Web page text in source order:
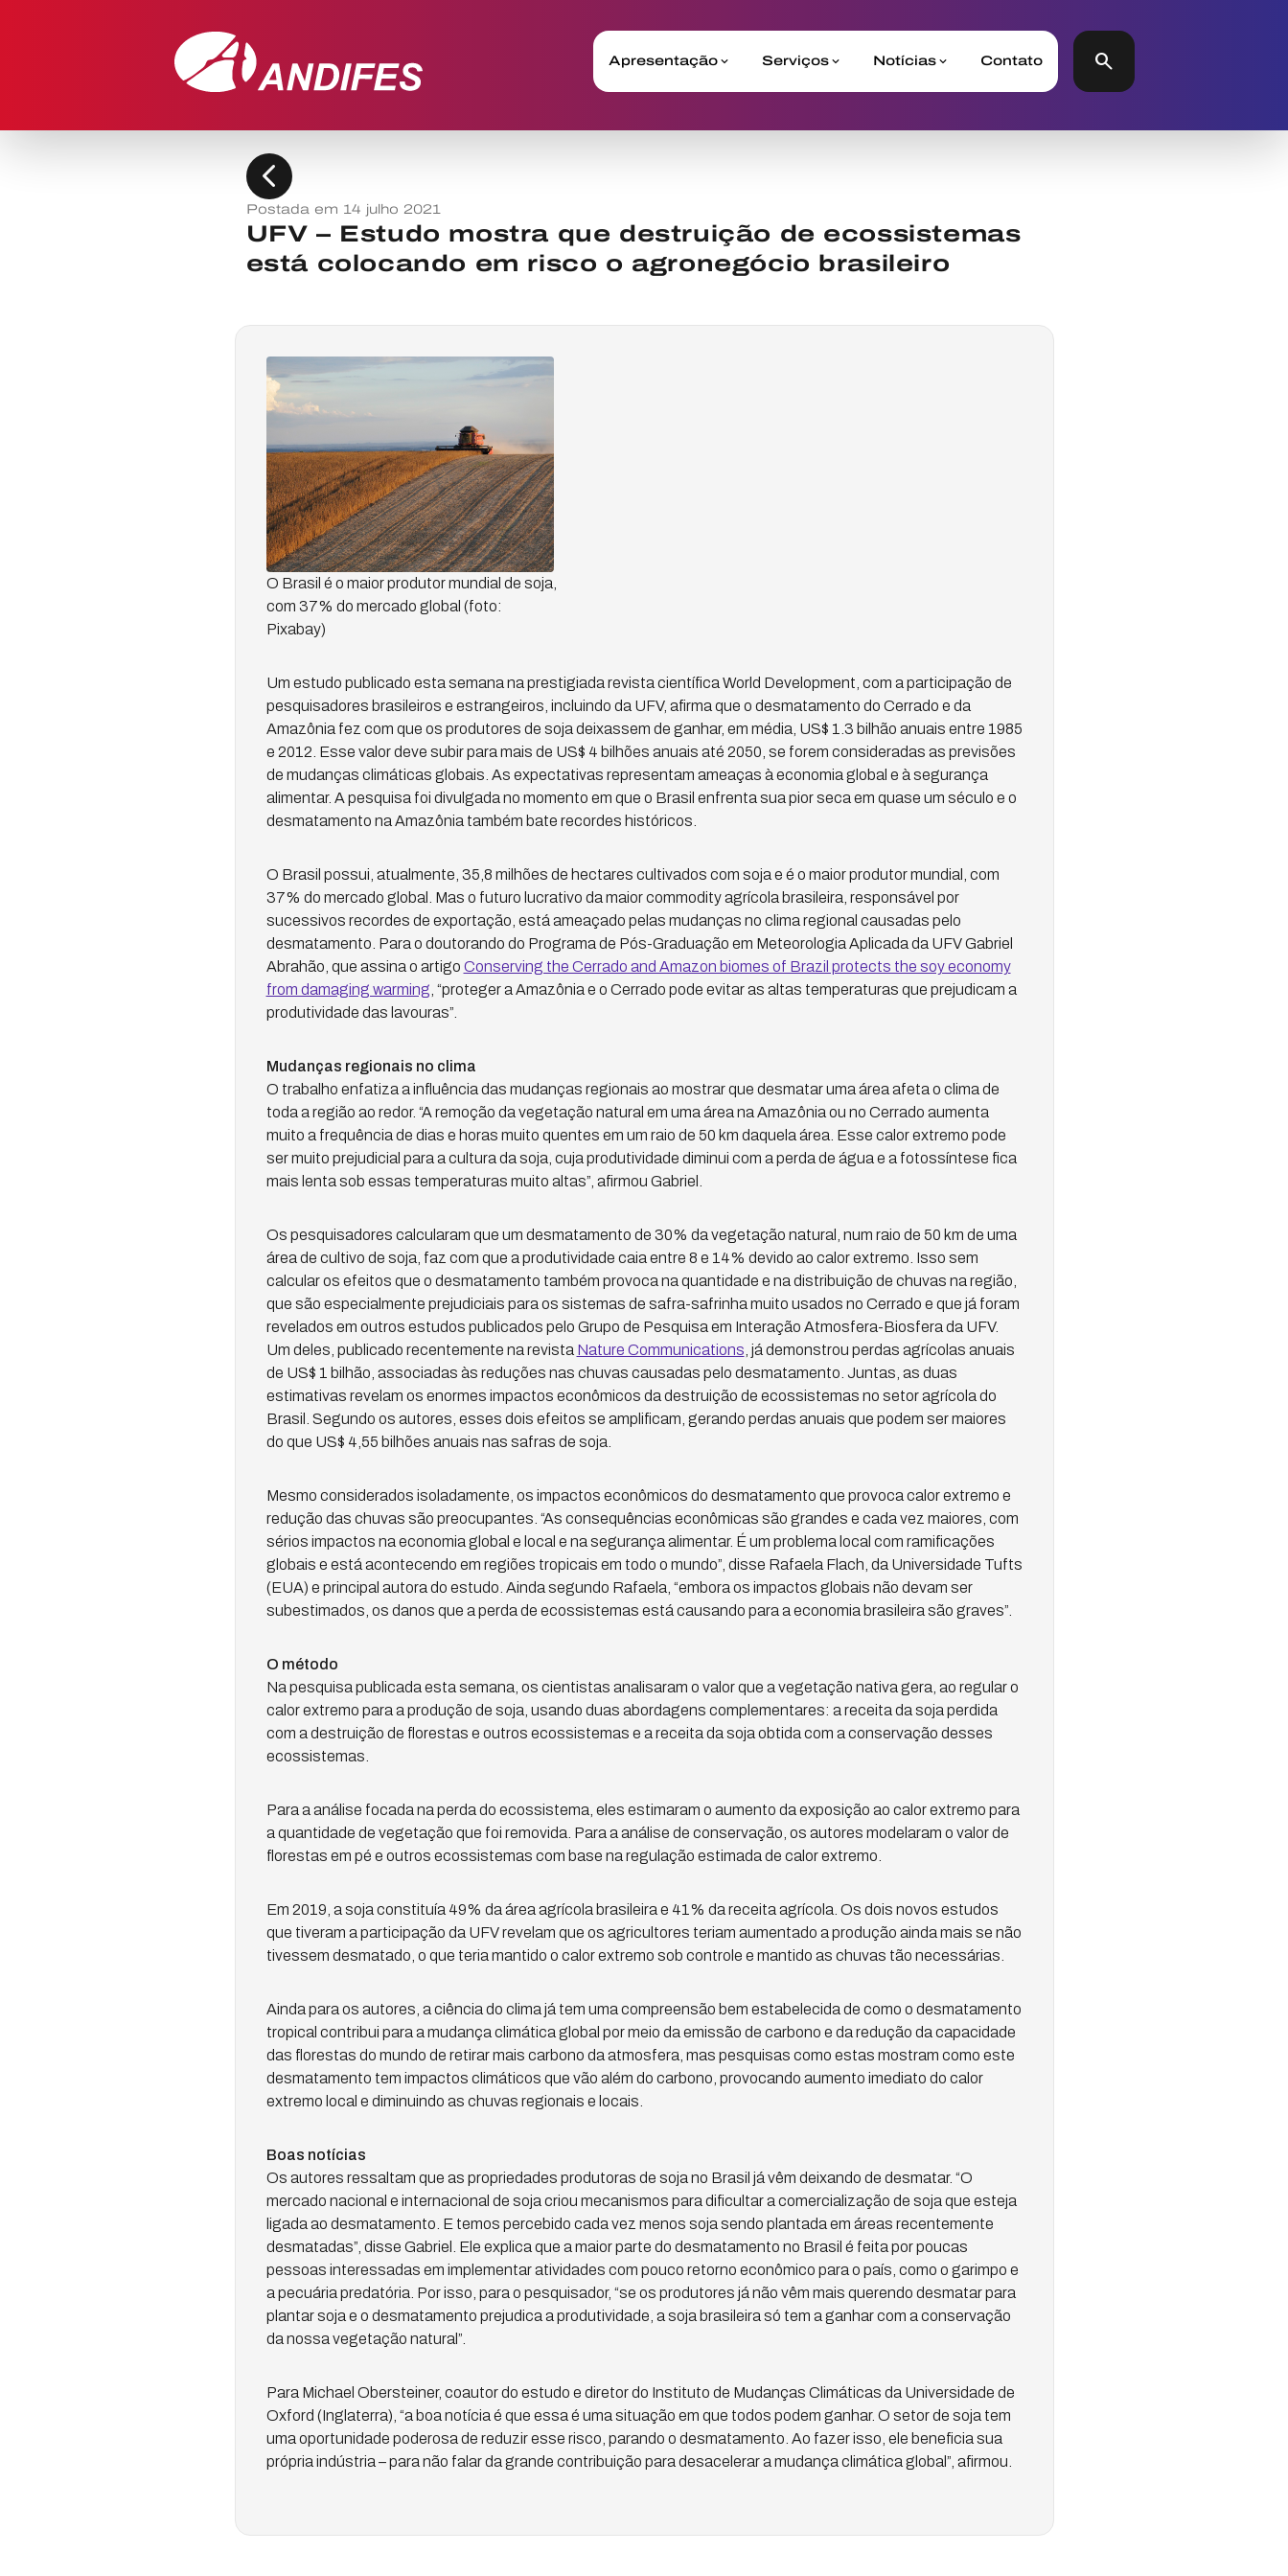
Apresentação Serviços Notícias Contato search
chevron_left
Postada em 14 julho 2021
UFV – Estudo mostra que destruição de ecossistemas
está colocando em risco o agronegócio brasileiro
O Brasil é o maior produtor mundial de soja,
com 37% do mercado global (foto:
Pixabay)
Um estudo publicado esta semana na prestigiada revista científica World Development, com a participação de
pesquisadores brasileiros e estrangeiros, incluindo da UFV, afirma que o desmatamento do Cerrado e da
Amazônia fez com que os produtores de soja deixassem de ganhar, em média, US$ 1.3 bilhão anuais entre 1985
e 2012. Esse valor deve subir para mais de US$ 4 bilhões anuais até 2050, se forem consideradas as previsões
de mudanças climáticas globais. As expectativas representam ameaças à economia global e à segurança
alimentar. A pesquisa foi divulgada no momento em que o Brasil enfrenta sua pior seca em quase um século e o
desmatamento na Amazônia também bate recordes históricos.
O Brasil possui, atualmente, 35,8 milhões de hectares cultivados com soja e é o maior produtor mundial, com
37% do mercado global. Mas o futuro lucrativo da maior commodity agrícola brasileira, responsável por
sucessivos recordes de exportação, está ameaçado pelas mudanças no clima regional causadas pelo
desmatamento. Para o doutorando do Programa de Pós-Graduação em Meteorologia Aplicada da UFV Gabriel
Abrahão, que assina o artigo Conserving the Cerrado and Amazon biomes of Brazil protects the soy economy
from damaging warming , “proteger a Amazônia e o Cerrado pode evitar as altas temperaturas que prejudicam a
produtividade das lavouras”.
Mudanças regionais no clima
O trabalho enfatiza a influência das mudanças regionais ao mostrar que desmatar uma área afeta o clima de
toda a região ao redor. “A remoção da vegetação natural em uma área na Amazônia ou no Cerrado aumenta
muito a frequência de dias e horas muito quentes em um raio de 50 km daquela área. Esse calor extremo pode
ser muito prejudicial para a cultura da soja, cuja produtividade diminui com a perda de água e a fotossíntese fica
mais lenta sob essas temperaturas muito altas”, afirmou Gabriel.
Os pesquisadores calcularam que um desmatamento de 30% da vegetação natural, num raio de 50 km de uma
área de cultivo de soja, faz com que a produtividade caia entre 8 e 14% devido ao calor extremo. Isso sem
calcular os efeitos que o desmatamento também provoca na quantidade e na distribuição de chuvas na região,
que são especialmente prejudiciais para os sistemas de safra-safrinha muito usados no Cerrado e que já foram
revelados em outros estudos publicados pelo Grupo de Pesquisa em Interação Atmosfera-Biosfera da UFV.
Um deles, publicado recentemente na revista Nature Communications , já demonstrou perdas agrícolas anuais
de US$ 1 bilhão, associadas às reduções nas chuvas causadas pelo desmatamento. Juntas, as duas
estimativas revelam os enormes impactos econômicos da destruição de ecossistemas no setor agrícola do
Brasil. Segundo os autores, esses dois efeitos se amplificam, gerando perdas anuais que podem ser maiores
do que US$ 4,55 bilhões anuais nas safras de soja.
Mesmo considerados isoladamente, os impactos econômicos do desmatamento que provoca calor extremo e
redução das chuvas são preocupantes. “As consequências econômicas são grandes e cada vez maiores, com
sérios impactos na economia global e local e na segurança alimentar. É um problema local com ramificações
globais e está acontecendo em regiões tropicais em todo o mundo”, disse Rafaela Flach, da Universidade Tufts
(EUA) e principal autora do estudo. Ainda segundo Rafaela, “embora os impactos globais não devam ser
subestimados, os danos que a perda de ecossistemas está causando para a economia brasileira são graves”.
O método
Na pesquisa publicada esta semana, os cientistas analisaram o valor que a vegetação nativa gera, ao regular o
calor extremo para a produção de soja, usando duas abordagens complementares: a receita da soja perdida
com a destruição de florestas e outros ecossistemas e a receita da soja obtida com a conservação desses
ecossistemas.
Para a análise focada na perda do ecossistema, eles estimaram o aumento da exposição ao calor extremo para
a quantidade de vegetação que foi removida. Para a análise de conservação, os autores modelaram o valor de
florestas em pé e outros ecossistemas com base na regulação estimada de calor extremo.
Em 2019, a soja constituía 49% da área agrícola brasileira e 41% da receita agrícola. Os dois novos estudos
que tiveram a participação da UFV revelam que os agricultores teriam aumentado a produção ainda mais se não
tivessem desmatado, o que teria mantido o calor extremo sob controle e mantido as chuvas tão necessárias.
Ainda para os autores, a ciência do clima já tem uma compreensão bem estabelecida de como o desmatamento
tropical contribui para a mudança climática global por meio da emissão de carbono e da redução da capacidade
das florestas do mundo de retirar mais carbono da atmosfera, mas pesquisas como estas mostram como este
desmatamento tem impactos climáticos que vão além do carbono, provocando aumento imediato do calor
extremo local e diminuindo as chuvas regionais e locais.
Boas notícias
Os autores ressaltam que as propriedades produtoras de soja no Brasil já vêm deixando de desmatar. “O
mercado nacional e internacional de soja criou mecanismos para dificultar a comercialização de soja que esteja
ligada ao desmatamento. E temos percebido cada vez menos soja sendo plantada em áreas recentemente
desmatadas”, disse Gabriel. Ele explica que a maior parte do desmatamento no Brasil é feita por poucas
pessoas interessadas em implementar atividades com pouco retorno econômico para o país, como o garimpo e
a pecuária predatória. Por isso, para o pesquisador, “se os produtores já não vêm mais querendo desmatar para
plantar soja e o desmatamento prejudica a produtividade, a soja brasileira só tem a ganhar com a conservação
da nossa vegetação natural”.
Para Michael Obersteiner, coautor do estudo e diretor do Instituto de Mudanças Climáticas da Universidade de
Oxford (Inglaterra), “a boa notícia é que essa é uma situação em que todos podem ganhar. O setor de soja tem
uma oportunidade poderosa de reduzir esse risco, parando o desmatamento. Ao fazer isso, ele beneficia sua
própria indústria – para não falar da grande contribuição para desacelerar a mudança climática global”, afirmou.